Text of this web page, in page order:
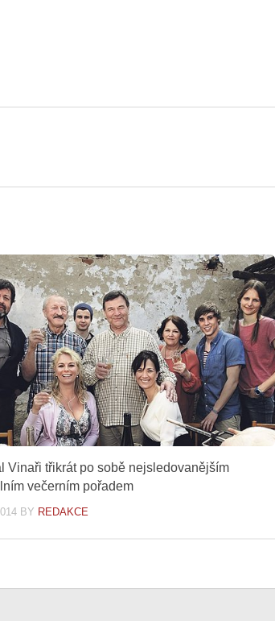
Vinaři třikrát po sobě nejsledovanějším
večerním pořadem
BY REDAKCE